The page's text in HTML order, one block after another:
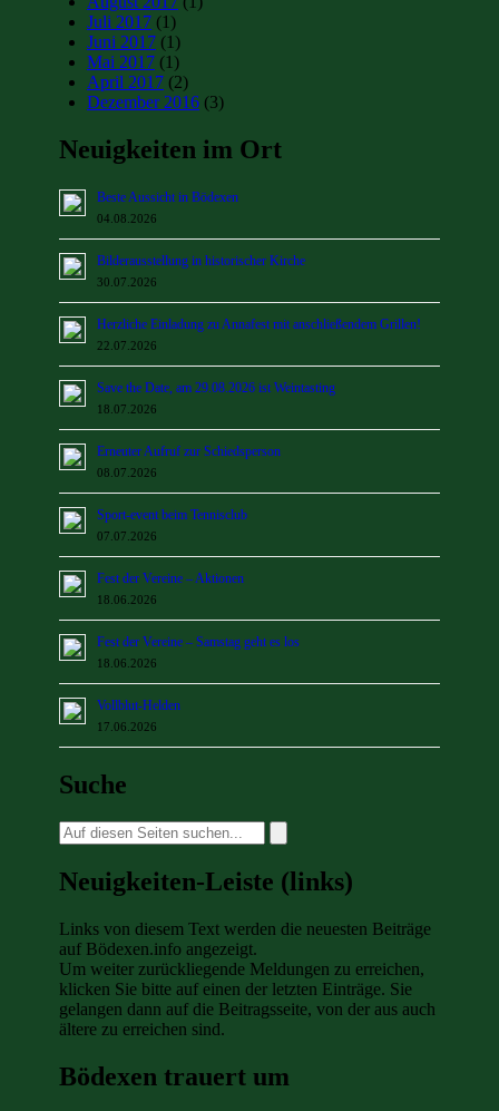
Juli 2017 (1)
Juni 2017 (1)
Mai 2017 (1)
April 2017 (2)
Dezember 2016 (3)
Neuigkeiten im Ort
Beste Aussicht in Bödexen
04.08.2026
Bilderausstellung in historischer Kirche
30.07.2026
Herzliche Einladung zu Annafest mit anschließendem Grillen!
22.07.2026
Save the Date, am 29.08.2026 ist Weintasting
18.07.2026
Erneuter Aufruf zur Schiedsperson
08.07.2026
Sport-event beim Tennisclub
07.07.2026
Fest der Vereine – Aktionen
18.06.2026
Fest der Vereine – Samstag geht es los
18.06.2026
Vollblut-Helden
17.06.2026
Suche
Suche
nach:
Neuigkeiten-Leiste (links)
Links von diesem Text werden die neuesten Beiträge
auf Bödexen.info angezeigt.
Um weiter zurückliegende Meldungen zu erreichen,
klicken Sie bitte auf einen der letzten Einträge. Sie
gelangen dann auf die Beitragsseite, von der aus auch
ältere zu erreichen sind.
Bödexen trauert um